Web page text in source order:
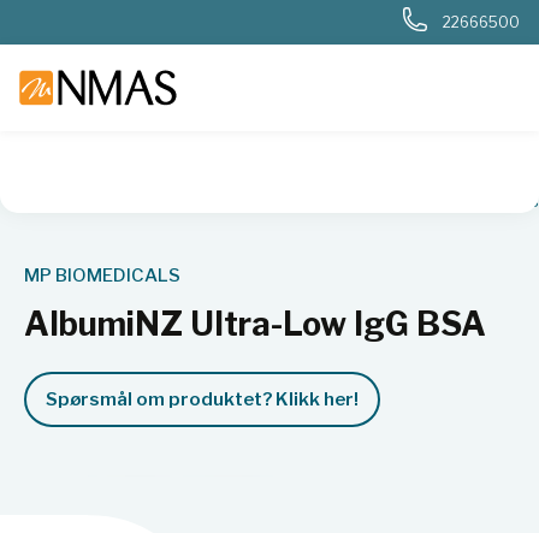
22666500
MP BIOMEDICALS
AlbumiNZ Ultra-Low IgG BSA
Spørsmål om produktet? Klikk her!